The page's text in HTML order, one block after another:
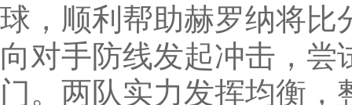
球，顺利帮助赫罗纳将比
向对手防线发起冲击，
门。两队实力发挥均衡